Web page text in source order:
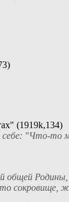
(1919k,134)
"Что-